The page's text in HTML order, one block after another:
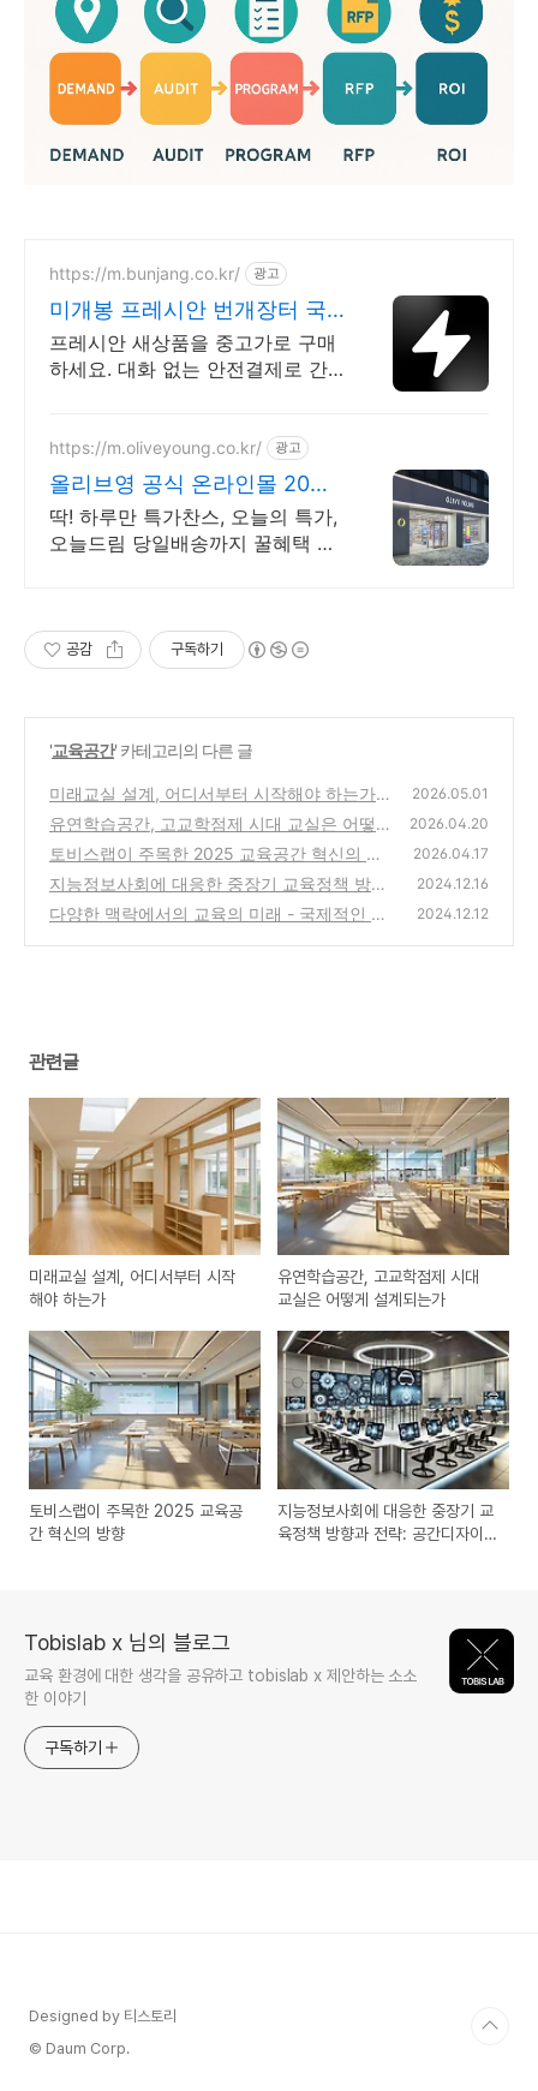
https://m.bunjang.co.kr/ 광고
미개봉 프레시안 번개장터 국
내 최대 브랜드 중고거래
프레시안 새상품을 중고가로 구매
하세요. 대화 없는 안전결제로 간
상의 신규 상품 업로드
https://m.oliveyoung.co.kr/ 광고
올리브영 공식 온라인몰 20시
이전 주문은 오늘드림
딱! 하루만 특가찬스, 오늘의 특가,
오늘드림 당일배송까지 꿀혜택 놓
공감 구독하기
'교육공간' 카테고리의 다른 글
미래교실 설계, 어디서부터 시작해야 하는가
(1)
2026.05.01
유연학습공간, 고교학점제 시대 교실은 어떻게
설계되는가
(0)
2026.04.20
토비스랩이 주목한 2025 교육공간 혁신의 방
향
(0)
2026.04.17
지능정보사회에 대응한 중장기 교육정책 방향
과 전략: 공간디자이너의 관점
2024.12.16
다양한 맥락에서의 교육의 미래 - 국제적인 관
2024.12.12
관련글
미래교실 설계, 어디서부터 시작
해야 하는가
유연학습공간, 고교학점제 시대
교실은 어떻게 설계되는가
토비스랩이 주목한 2025 교육공
간 혁신의 방향
지능정보사회에 대응한 중장기 교
육정책 방향과 전략: 공간디자이
Tobislab x 님의 블로그
교육 환경에 대한 생각을 공유하고 tobislab x 제안하는 소소
한 이야기
구독하기
Designed by 티스토리
© Daum Corp.